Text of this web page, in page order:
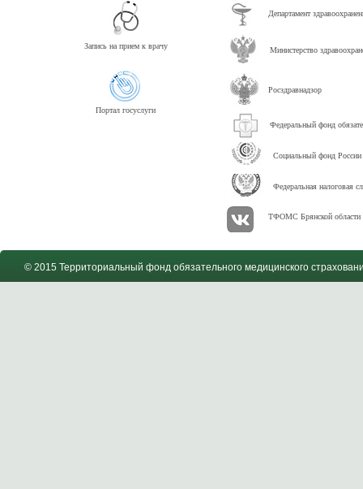
Запись на прием к врачу
Портал госуслуги
Департамент
Министерство
Росздравнадзор
Федеральный фонд
Социальный фонд России
Федеральная налоговая
ТФОМС Брянской области
© 2015 Территориальный фонд обязательного медицинского